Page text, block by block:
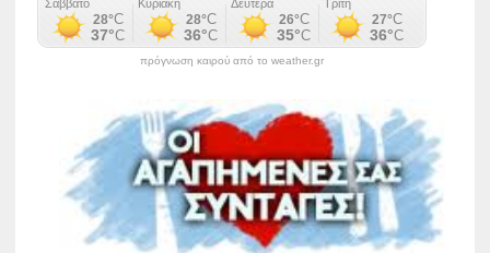
πρόγνωση καιρού από το weather.gr